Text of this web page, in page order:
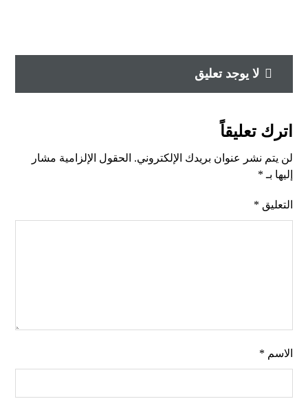
لا يوجد تعليق
اترك تعليقاً
لن يتم نشر عنوان بريدك الإلكتروني. الحقول الإلزامية مشار
إليها بـ *
التعليق *
الاسم *